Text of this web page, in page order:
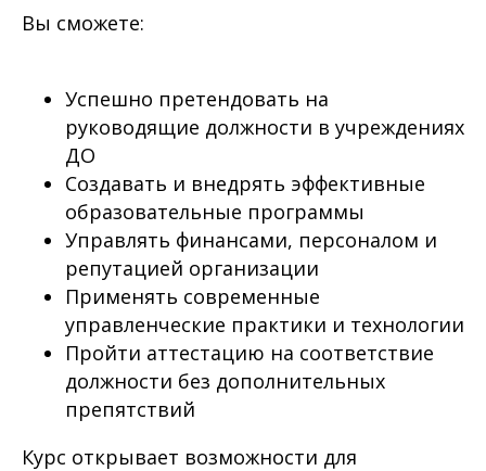
Вы сможете:
Успешно претендовать на
руководящие должности в учреждениях
ДО
Создавать и внедрять эффективные
образовательные программы
Управлять финансами, персоналом и
репутацией организации
Применять современные
управленческие практики и технологии
Пройти аттестацию на соответствие
должности без дополнительных
препятствий
Курс открывает возможности для